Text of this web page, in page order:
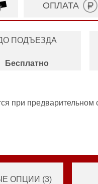
ОПЛАТА
ПОДЪЕЗДА
Бесплатно
при предварительном
ОПЦИИ (3)